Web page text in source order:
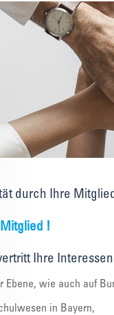
durch Ihre
!
Ihre Interessen
Ebene, wie auch auf
in Bayern,